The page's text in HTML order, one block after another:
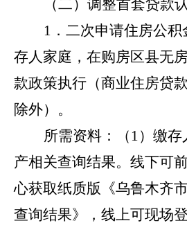
（二）调整首套贷款
1．二次申请住房公
存人家庭，在购房区县无
款政策执行（商业住房贷
除外）。
所需资料：（ 1）缴
产相关查询结果。线下可
心获取纸质版《乌鲁木齐
查询结果》，线上可现场